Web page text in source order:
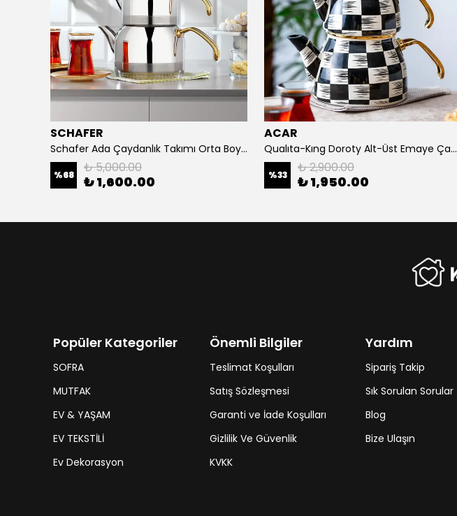
SCHAFER
Schafer Ada Çaydanlık Takımı Orta Boy 4 Parça-Gold
%68 ₺ 5,000.00
₺ 1,600.00
ACAR
Qualıta-Kıng Doroty Alt-Üst Emaye Çaydanlık
%33 ₺ 2,900.00
₺ 1,950.00
Popüler Kategoriler
SOFRA
MUTFAK
EV & YAŞAM
EV TEKSTİLİ
Ev Dekorasyon
Önemli Bilgiler
Teslimat Koşulları
Satış Sözleşmesi
Garanti ve İade Koşulları
Gizlilik Ve Güvenlik
KVKK
Yardım
Sipariş Takip
Sık Sorulan Sorular
Blog
Bize Ulaşın